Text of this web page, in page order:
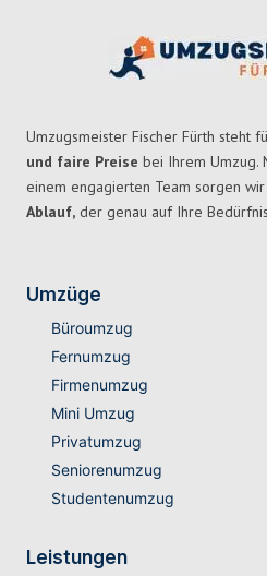
Umzugsmeister Fischer Fürth steht
und faire Preise bei Ihrem Umzug.
einem engagierten Team sorgen
Ablauf, der genau auf Ihre
Umzüge
Büroumzug
Fernumzug
Firmenumzug
Mini Umzug
Privatumzug
Seniorenumzug
Studentenumzug
Leistungen